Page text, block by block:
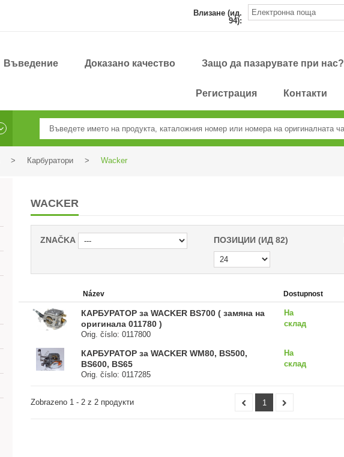
Влизане (ид.
94):
Въведение Доказано качество Защо да пазарувате при нас?
Регистрация Контакти
> Карбуратори > Wacker
WACKER
ZNAČKA ПОЗИЦИИ (ИД 82)
Název Dostupnost
КАРБУРАТОР за WACKER BS700 ( замяна на
оригинала 011780 )
Orig. číslo: 0117800
На
склад
КАРБУРАТОР за WACKER WM80, BS500,
BS600, BS65
Orig. číslo: 0117285
На
склад
1
Zobrazeno 1 - 2 z 2 продукти